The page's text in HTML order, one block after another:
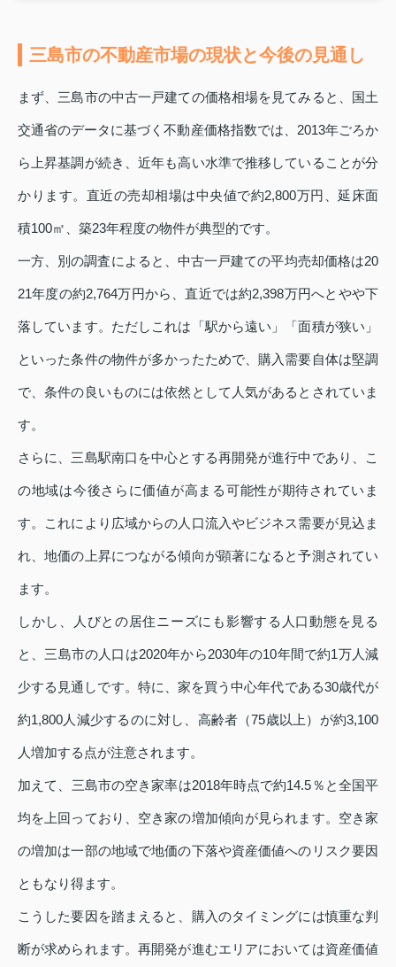
三島市の不動産市場の現状と今後の見通し
まず、三島市の中古一戸建ての価格相場を見てみると、国土
交通省のデータに基づく不動産価格指数では、2013年ごろか
ら上昇基調が続き、近年も高い水準で推移していることが分
かります。直近の売却相場は中央値で約2,800万円、延床面
積100㎡、築23年程度の物件が典型的です。
一方、別の調査によると、中古一戸建ての平均売却価格は20
21年度の約2,764万円から、直近では約2,398万円へとやや下
落しています。ただしこれは「駅から遠い」「面積が狭い」
といった条件の物件が多かったためで、購入需要自体は堅調
で、条件の良いものには依然として人気があるとされていま
す。
さらに、三島駅南口を中心とする再開発が進行中であり、こ
の地域は今後さらに価値が高まる可能性が期待されていま
す。これにより広域からの人口流入やビジネス需要が見込ま
れ、地価の上昇につながる傾向が顕著になると予測されてい
ます。
しかし、人びとの居住ニーズにも影響する人口動態を見る
と、三島市の人口は2020年から2030年の10年間で約1万人減
少する見通しです。特に、家を買う中心年代である30歳代が
約1,800人減少するのに対し、高齢者（75歳以上）が約3,100
人増加する点が注意されます。
加えて、三島市の空き家率は2018年時点で約14.5％と全国平
均を上回っており、空き家の増加傾向が見られます。空き家
の増加は一部の地域で地価の下落や資産価値へのリスク要因
ともなり得ます。
こうした要因を踏まえると、購入のタイミングには慎重な判
断が求められます。再開発が進むエリアにおいては資産価値